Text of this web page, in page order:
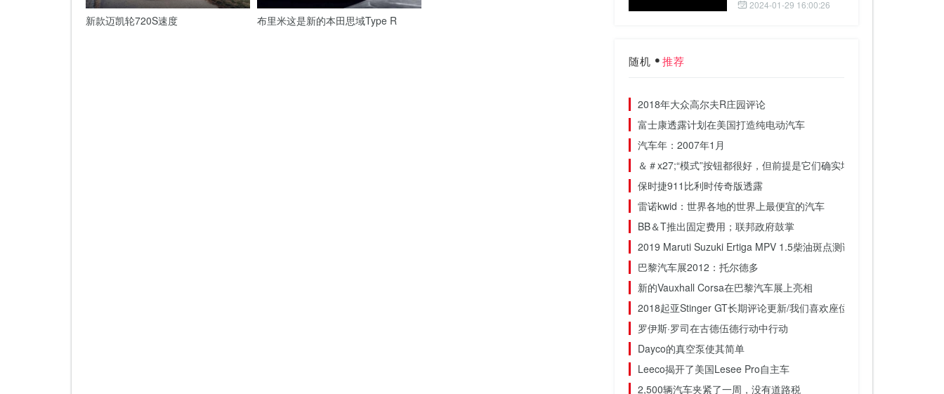
新款迈凯轮720S速度 布里米这是新的本田思域Type R
2024-01-29 16:00:26
随机 推荐
2018年大众高尔夫R庄园评论
富士康透露计划在美国打造纯电动汽车
汽车年：2007年1月
＆＃x27;“模式”按钮都很好，但前提是它们确实增加了驾驶的乐趣。
保时捷911比利时传奇版透露
雷诺kwid：世界各地的世界上最便宜的汽车
BB＆T推出固定费用；联邦政府鼓掌
2019 Maruti Suzuki Ertiga MPV 1.5柴油斑点测试
巴黎汽车展2012：托尔德多
新的Vauxhall Corsa在巴黎汽车展上亮相
2018起亚Stinger GT长期评论更新/我们喜欢座位吗？
罗伊斯·罗司在古德伍德行动中行动
Dayco的真空泵使其简单
Leeco揭开了美国Lesee Pro自主车
2,500辆汽车夹紧了一周，没有道路税